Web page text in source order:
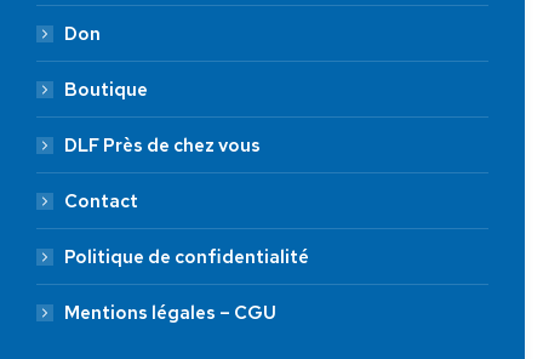
Don
Boutique
DLF Près de chez vous
Contact
Politique de confidentialité
Mentions légales – CGU